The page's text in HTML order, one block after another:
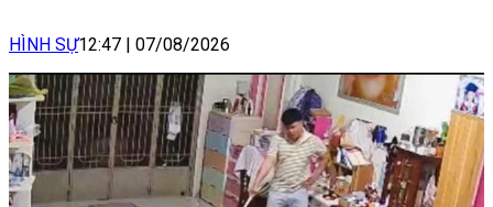
HÌNH SỰ12:47 07/08/2026